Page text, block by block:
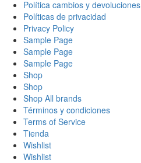
Política cambios y devoluciones
Políticas de privacidad
Privacy Policy
Sample Page
Sample Page
Sample Page
Shop
Shop
Shop All brands
Términos y condiciones
Terms of Service
Tienda
Wishlist
Wishlist